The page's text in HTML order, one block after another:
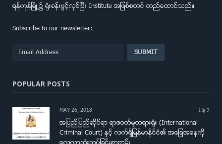
ရန္ကုန္ၿမိဳ႕၌ ရံုးခန္းဖြင့္လွစ္ျပီး Institute အျဖစ္စတင္ တည္ေထာင္သည္။
Subscribe to our newsletter:
POPULAR POSTS
MAY 26, 2018 2
အျပည္ျပည္ဆိုင္ရာ ရာဇဝတ္မႈတရား႐ံုး (International
Criminal Court) ႏွင့္ လက္ရွိျမန္မာႏိုင္ငံ၏ အေျခအေနကို